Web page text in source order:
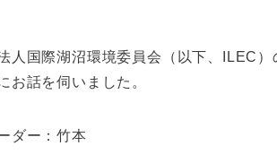
人国際湖沼環境委員会（以下、ILEC）
お話を伺いました。
ダー：竹本